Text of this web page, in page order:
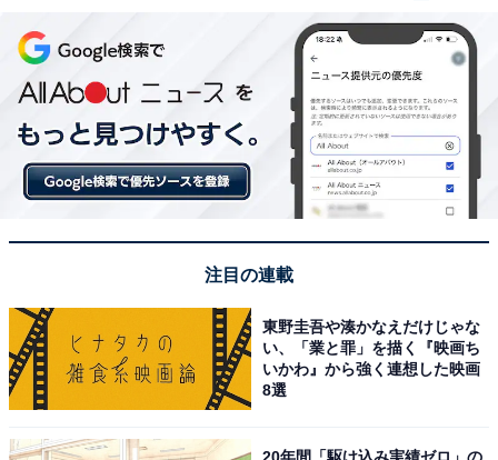
注目の連載
東野圭吾や湊かなえだけじゃな
い、「業と罪」を描く『映画ち
いかわ』から強く連想した映画
8選